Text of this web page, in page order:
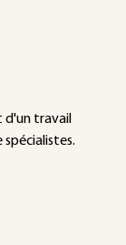
d'un travail